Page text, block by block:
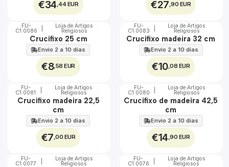
€34,44 EUR €27,90 EUR
🇵🇹
100%
FU-
C1.0086
Loja de Artigos
Religiosos
Crucifixo 25 cm
Envio 2 a 10 dias
€8,58 EUR
🇵🇹
100%
FU-
C1.0083
Loja de Artigos
Religiosos
Crucifixo madeira 32 cm
Envio 2 a 10 dias
€10,08 EUR
🇵🇹
100%
FU-
C1.0081
Loja de Artigos
Religiosos
Crucifixo madeira 22,5
cm
Envio 2 a 10 dias
€7,00 EUR
🇵🇹
100%
FU-
C1.0080
Loja de Artigos
Religiosos
Crucifixo de madeira 42,5
cm
Envio 2 a 10 dias
€14,90 EUR
🇵🇹
FU-
C1.0077
Loja de Artigos
Religiosos 🇵🇹
FU-
C1.0076
Loja de Artigos
Religiosos